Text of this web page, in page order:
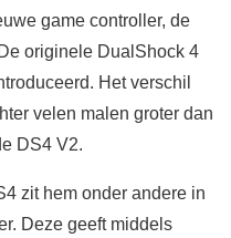
game controller, de
originele DualShock 4
Het verschil
velen malen groter dan
DS4 V2.
zit hem onder andere in
Deze geeft middels